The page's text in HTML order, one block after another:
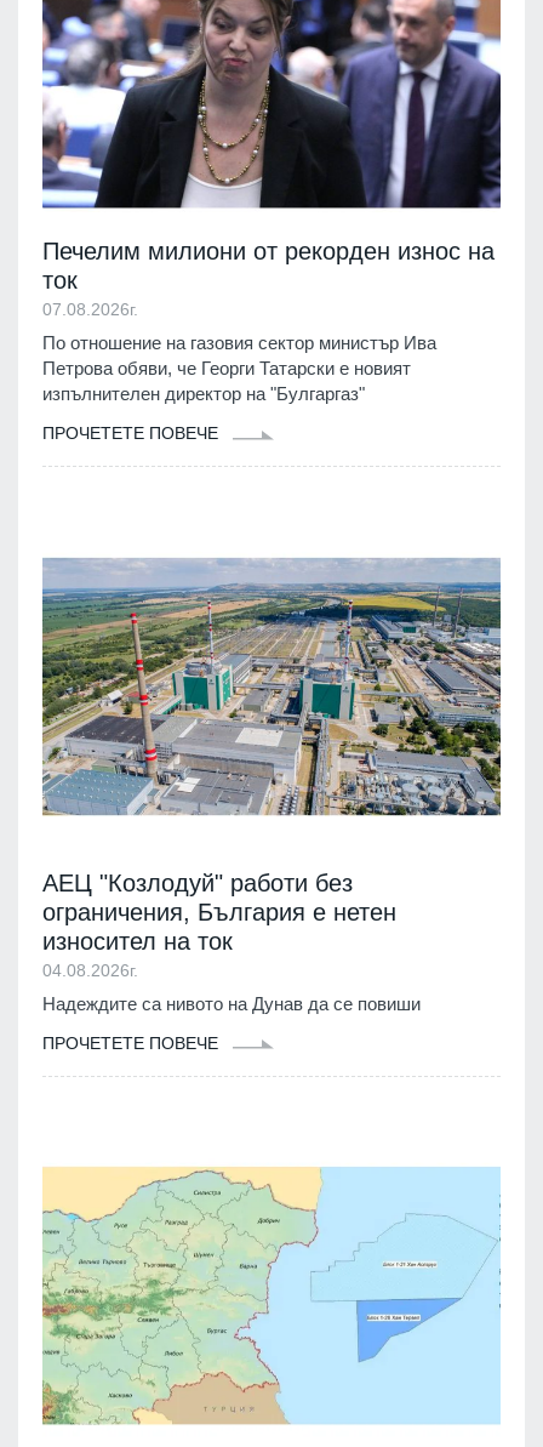
Печелим милиони от рекорден износ на
ток
07.08.2026г.
По отношение на газовия сектор министър Ива
Петрова обяви, че Георги Татарски е новият
изпълнителен директор на "Булгаргаз"
ПРОЧЕТЕТЕ ПОВЕЧЕ
АЕЦ "Козлодуй" работи без
ограничения, България е нетен
износител на ток
04.08.2026г.
Надеждите са нивото на Дунав да се повиши
ПРОЧЕТЕТЕ ПОВЕЧЕ